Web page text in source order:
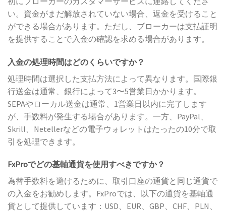
い。資金がまだ解放されていない場合、返金を受けること
ができる場合があります。ただし、ブローカーは支払証明
を提供することで入金の確認を求める場合があります。
入金の処理時間はどのくらいですか？
処理時間は選択した支払方法によって異なります。国際銀
行送金は通常、銀行によって3〜5営業日かかります。
SEPAやローカル送金は通常、1営業日以内に完了します
が、手数料が発生する場合があります。一方、PayPal、
Skrill、Netellerなどの電子ウォレットはたったの10分で取
引を処理できます。
FxProでどの基軸通貨を使用すべきですか？
為替手数料を避けるために、取引口座の通貨と同じ通貨で
の入金をお勧めします。FxProでは、以下の通貨を基軸通
貨として提供しています：USD、EUR、GBP、CHF、PLN、